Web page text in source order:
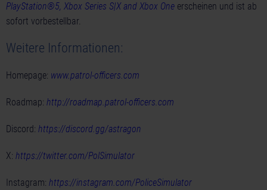
PlayStation®5, Xbox Series S|X and Xbox One erscheinen und ist ab
sofort vorbestellbar.
Weitere Informationen:
Homepage: www.patrol-officers.com
Roadmap: http://roadmap.patrol-officers.com
Discord: https://discord.gg/astragon
X: https://twitter.com/PolSimulator
Instagram: https://instagram.com/PoliceSimulator